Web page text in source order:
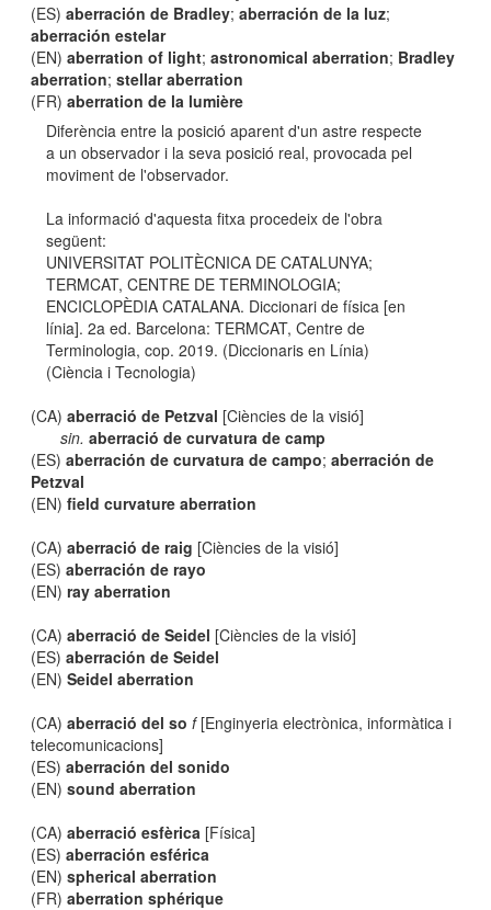
(ES)aberración de Bradley;aberración de la luz;
aberración estelar
(EN)aberration of light;astronomical aberration; Bradley
aberration;stellar aberration
(FR)aberration de la lumière
Diferència entre la posició aparent d'un astre respecte
a un observador i la seva posició real, provocada pel
moviment de l'observador.
La informació d'aquesta fitxa procedeix de l'obra
següent:
UNIVERSITAT POLITÈCNICA DE CATALUNYA;
TERMCAT, CENTRE DE TERMINOLOGIA;
ENCICLOPÈDIA CATALANA. Diccionari de física [en
línia]. 2a ed. Barcelona: TERMCAT, Centre de
Terminologia, cop. 2019. (Diccionaris en Línia)
(Ciència i Tecnologia)
(CA)aberració de Petzval [Ciències de la visió]
sin. aberració de curvatura de camp
(ES)aberración de curvatura de campo;aberración de
Petzval
(EN)field curvature aberration
(CA)aberració de raig [Ciències de la visió]
(ES)aberración de rayo
(EN)ray aberration
(CA)aberració de Seidel [Ciències de la visió]
(ES)aberración de Seidel
(EN)Seidel aberration
(CA)aberració del so f[Enginyeria electrònica, informàtica i
telecomunicacions]
(ES)aberración del sonido
(EN)sound aberration
(CA)aberració esfèrica [Física]
(ES)aberración esférica
(EN)spherical aberration
(FR)aberration sphérique